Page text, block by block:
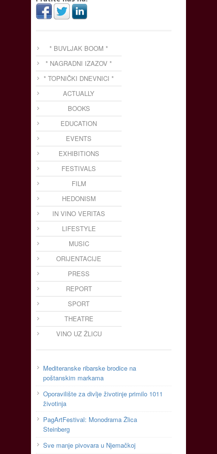
* BUVLJAK BOOM *
* NAGRADNI IZAZOV *
* TOPNIČKI DNEVNICI *
ACTUALLY
BOOKS
EDUCATION
EVENTS
EXHIBITIONS
FESTIVALS
FILM
HEDONISM
IN VINO VERITAS
LIFESTYLE
MUSIC
ORIJENTACIJE
PRESS
REPORT
SPORT
THEATRE
VINO UZ ŽLICU
Mediteranske ribarske brodice na
poštanskim markama
Oporavilište za divlje životinje primilo 1011
životinja
PagArtFestival: Monodrama Žlica
Steinberg
Sve manje pivovara u Njemačkoj